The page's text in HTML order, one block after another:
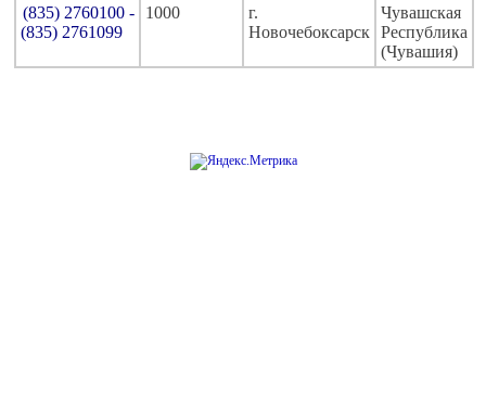
(835) 2760100 -
(835) 2761099
1000
г.
Новочебоксарск
Чувашская
Республика
(Чувашия)